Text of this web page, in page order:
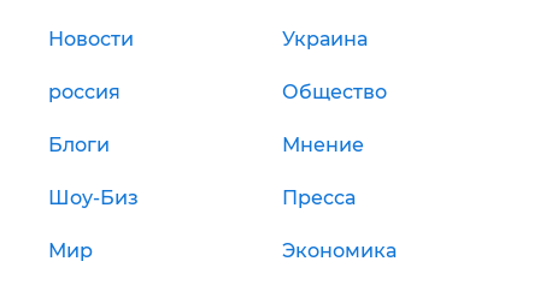
Новости Украина
россия Общество
Блоги Мнение
Шоу-Биз Пресса
Мир Экономика